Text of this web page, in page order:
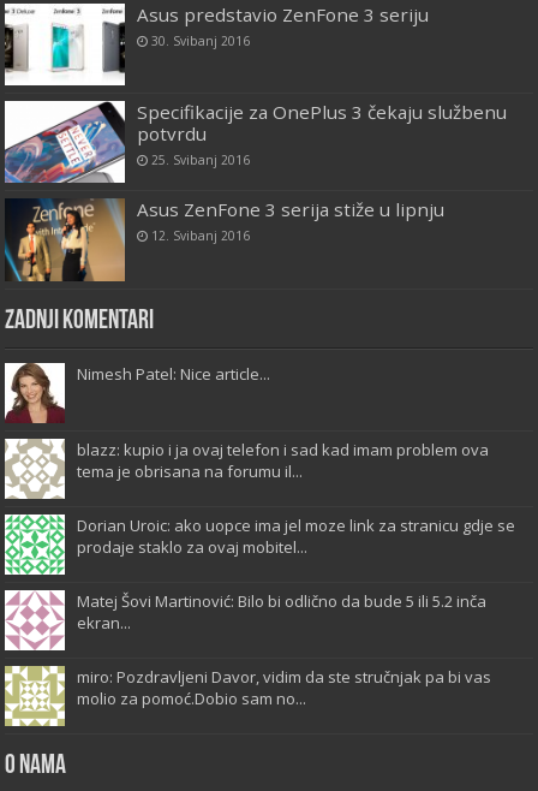
Asus predstavio ZenFone 3 seriju
30. Svibanj 2016
Specifikacije za OnePlus 3 čekaju službenu
potvrdu
25. Svibanj 2016
Asus ZenFone 3 serija stiže u lipnju
12. Svibanj 2016
Zadnji komentari
Nimesh Patel: Nice article...
blazz: kupio i ja ovaj telefon i sad kad imam problem ova
tema je obrisana na forumu il...
Dorian Uroic: ako uopce ima jel moze link za stranicu gdje se
prodaje staklo za ovaj mobitel...
Matej Šovi Martinović: Bilo bi odlično da bude 5 ili 5.2 inča
ekran...
miro: Pozdravljeni Davor, vidim da ste stručnjak pa bi vas
molio za pomoć.Dobio sam no...
O Nama